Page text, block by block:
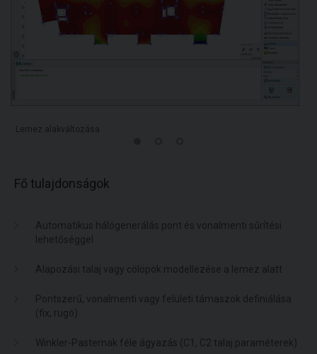
Lemez alakváltozása
Fő tulajdonságok
Automatikus hálógenerálás pont és vonalmenti sűrítési
lehetőséggel
Alapozási talaj vagy cölöpök modellezése a lemez alatt
Pontszerű, vonalmenti vagy felületi támaszok definiálása
(fix, rugó)
Winkler-Pasternak féle ágyazás (C1, C2 talaj paraméterek)